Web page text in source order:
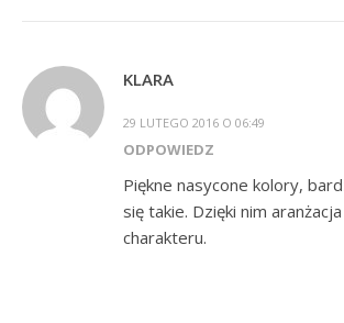
KLARA
29 LUTEGO 2016 O 06:49
ODPOWIEDZ
Piękne nasycone kolory,
się takie. Dzięki nim
charakteru.